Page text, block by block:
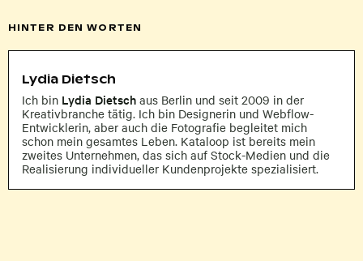
HINTER DEN WORTEN
Lydia Dietsch
Ich bin Lydia Dietsch aus Berlin und seit 2009 in der
Kreativbranche tätig. Ich bin Designerin und Webflow-
Entwicklerin, aber auch die Fotografie begleitet mich
schon mein gesamtes Leben. Kataloop ist bereits mein
zweites Unternehmen, das sich auf Stock-Medien und die
Realisierung individueller Kundenprojekte spezialisiert.